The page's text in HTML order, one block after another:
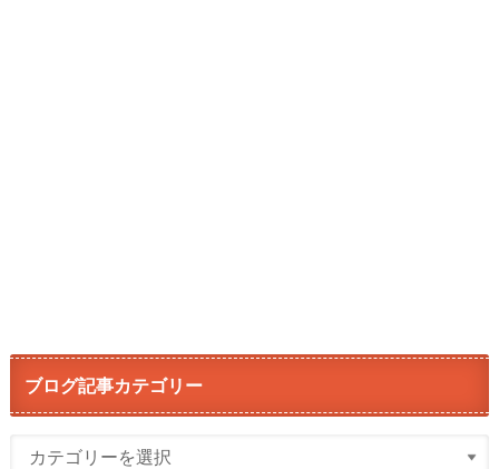
ブログ記事カテゴリー